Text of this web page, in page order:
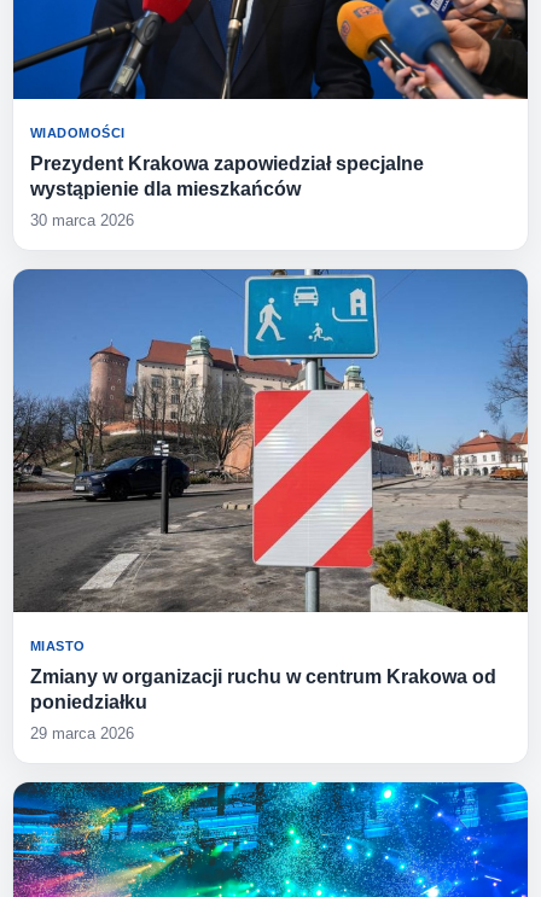
WIADOMOŚCI
Prezydent Krakowa zapowiedział specjalne
wystąpienie dla mieszkańców
30 marca 2026
MIASTO
Zmiany w organizacji ruchu w centrum Krakowa od
poniedziałku
29 marca 2026